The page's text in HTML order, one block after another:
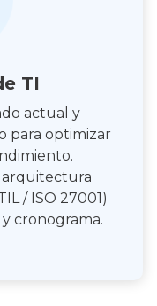
TI
actual y
para optimizar
arquitectura
/ ISO 27001)
cronograma.